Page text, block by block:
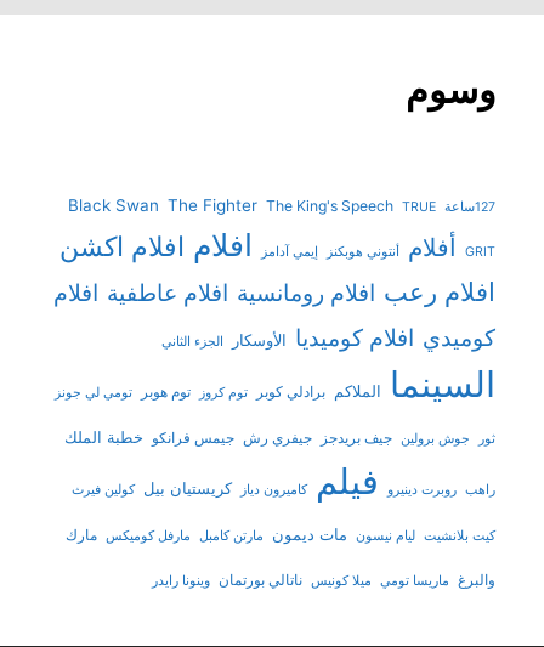
وسوم
127ساعة Black Swan The Fighter The King's Speech TRUE
GRIT أفلام أنتوني هوبكنز إيمي آدامز افلام افلام اكشن
افلام رعب افلام رومانسية افلام عاطفية افلام
كوميدي افلام كوميديا الأوسكار الجزء الثاني
السينما الملاكم برادلي كوبر توم كروز توم هوبر تومي لي جونز
ثور جوش برولين جيف بريدجز جيفري رش جيمس فرانكو خطبة الملك
راهب روبرت دينيرو فيلم كاميرون دياز كريستيان بيل كولين فيرث
كيت بلانشيت ليام نيسون مات ديمون مارتن كامبل مارفل كوميكس مارك
والبرغ ماريسا تومي ميلا كونيس ناتالي بورتمان وينونا رايدر